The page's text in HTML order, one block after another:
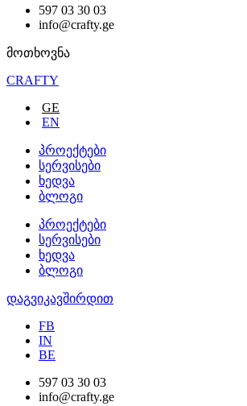
597 03 30 03
info@crafty.ge
მოთხოვნა
CRAFTY
GE
EN
პროექტები
სერვისები
ხედვა
ბლოგი
პროექტები
სერვისები
ხედვა
ბლოგი
დაგვიკავშირდით
FB
IN
BE
597 03 30 03
info@crafty.ge